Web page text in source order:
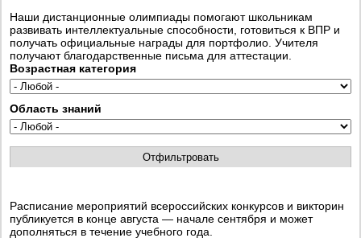
Наши дистанционные олимпиады помогают школьникам
развивать интеллектуальные способности, готовиться к ВПР и
получать официальные награды для портфолио. Учителя
получают благодарственные письма для аттестации.
Возрастная категория
Область знаний
Расписание мероприятий всероссийских конкурсов и викторин
публикуется в конце августа — начале сентября и может
дополняться в течение учебного года.